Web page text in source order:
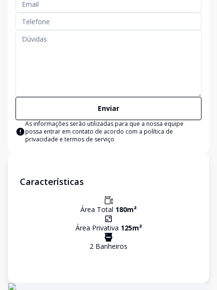
Enviar
As informações serão utilizadas para que a nossa equipe
possa entrar em contato de acordo com a política de
privacidade e termos de serviço
Características
Área Total 180m²
Área Privativa 125m²
2 Banheiros